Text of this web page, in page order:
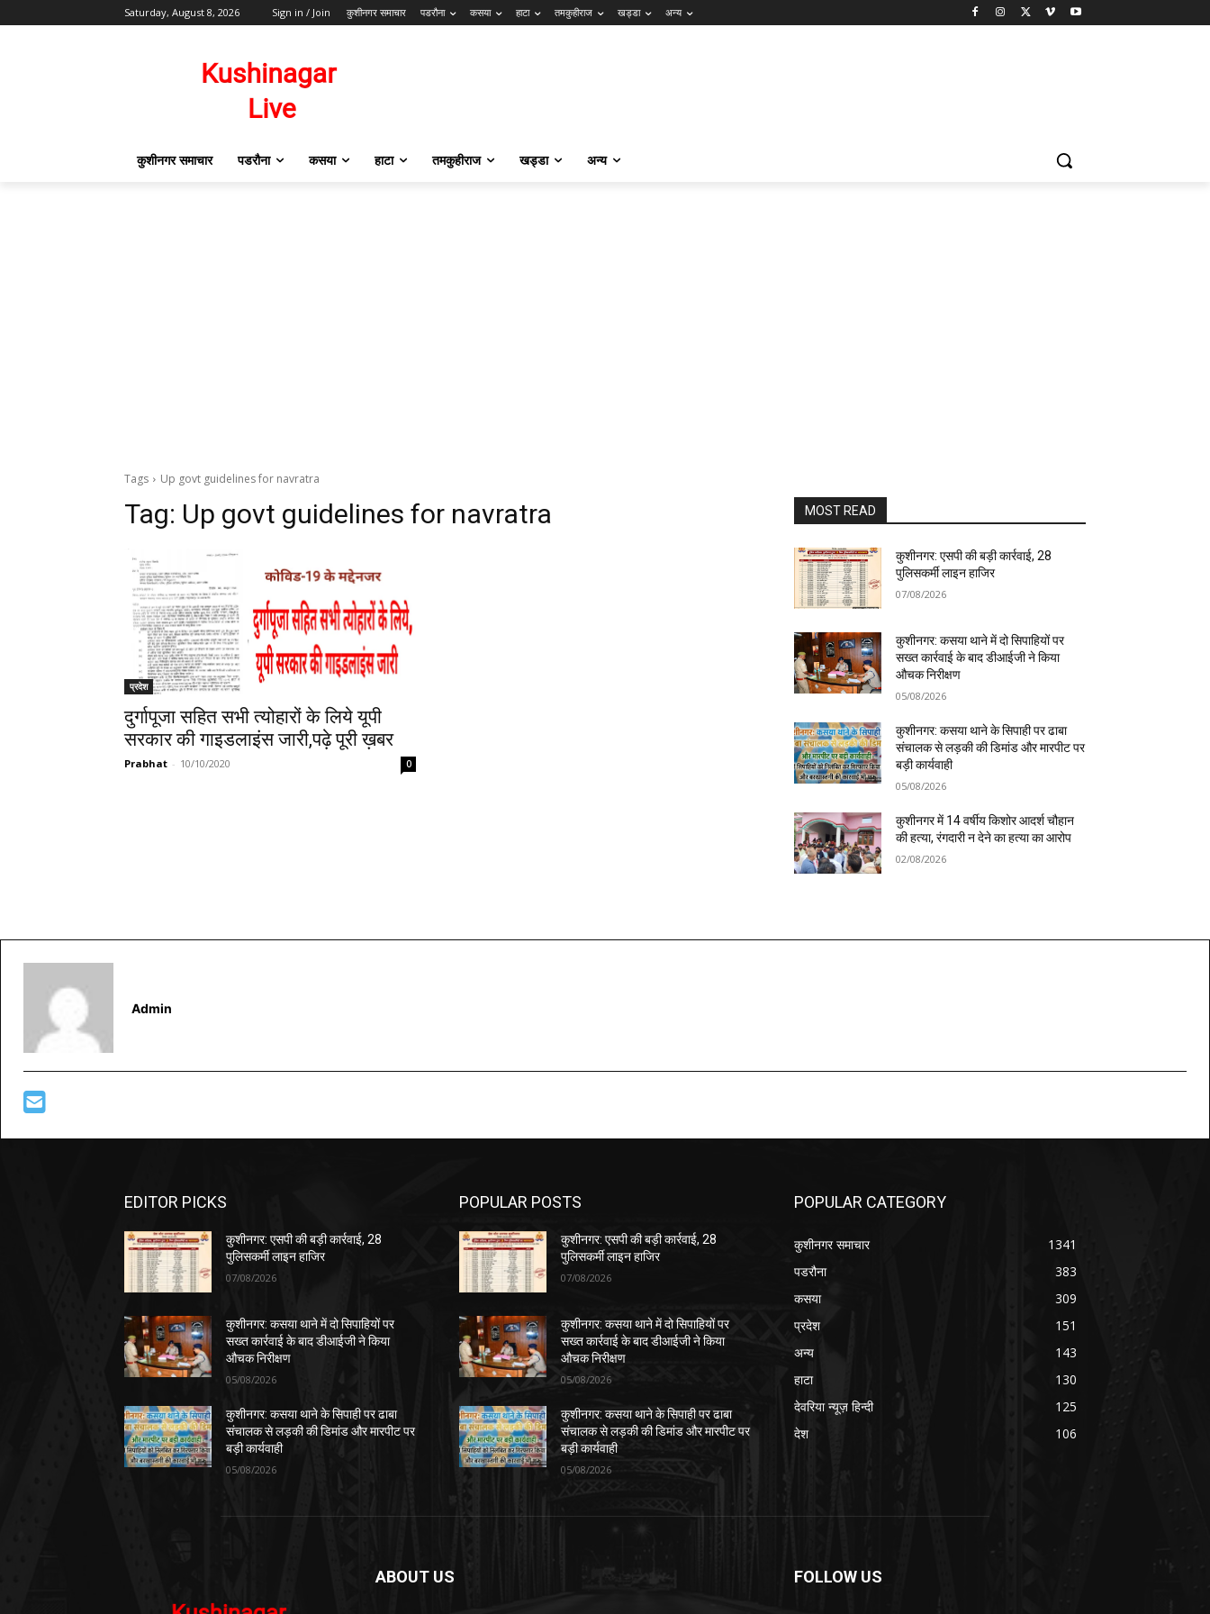
Saturday, August 8, 2026 Sign in / Join कुशीनगर समाचार पडरौना कसया हाटा तमकुहीराज खड्डा अन्य
कुशीनगर समाचार पडरौना कसया हाटा तमकुहीराज खड्डा अन्य
Tags Up govt guidelines for navratra
Tag: Up govt guidelines for navratra
प्रदेश
दुर्गापूजा सहित सभी त्योहारों के लिये यूपी
सरकार की गाइडलाइंस जारी,पढ़े पूरी ख़बर
Prabhat - 10/10/2020 0
MOST READ
कुशीनगर: एसपी की बड़ी कार्रवाई, 28
पुलिसकर्मी लाइन हाजिर
07/08/2026
कुशीनगर: कसया थाने में दो सिपाहियों पर
सख्त कार्रवाई के बाद डीआईजी ने किया
औचक निरीक्षण
05/08/2026
कुशीनगर: कसया थाने के सिपाही पर ढाबा
संचालक से लड़की की डिमांड और मारपीट पर
बड़ी कार्यवाही
05/08/2026
कुशीनगर में 14 वर्षीय किशोर आदर्श चौहान
की हत्या, रंगदारी न देने का हत्या का आरोप
02/08/2026
Admin
EDITOR PICKS
कुशीनगर: एसपी की बड़ी कार्रवाई, 28
पुलिसकर्मी लाइन हाजिर
07/08/2026
कुशीनगर: कसया थाने में दो सिपाहियों पर
सख्त कार्रवाई के बाद डीआईजी ने किया
औचक निरीक्षण
05/08/2026
कुशीनगर: कसया थाने के सिपाही पर ढाबा
संचालक से लड़की की डिमांड और मारपीट पर
बड़ी कार्यवाही
05/08/2026
POPULAR POSTS
कुशीनगर: एसपी की बड़ी कार्रवाई, 28
पुलिसकर्मी लाइन हाजिर
07/08/2026
कुशीनगर: कसया थाने में दो सिपाहियों पर
सख्त कार्रवाई के बाद डीआईजी ने किया
औचक निरीक्षण
05/08/2026
कुशीनगर: कसया थाने के सिपाही पर ढाबा
संचालक से लड़की की डिमांड और मारपीट पर
बड़ी कार्यवाही
05/08/2026
POPULAR CATEGORY
कुशीनगर समाचार
1341
पडरौना
383
कसया
309
प्रदेश
151
अन्य
143
हाटा
130
देवरिया न्यूज़ हिन्दी
125
देश
106
ABOUT US FOLLOW US